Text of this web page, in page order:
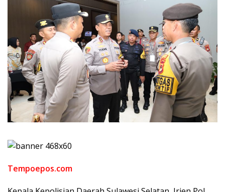
Tempoepos.com